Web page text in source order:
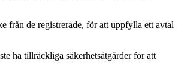
från de registrerade, för att uppfylla ett avtal
ha tillräckliga säkerhetsåtgärder för att